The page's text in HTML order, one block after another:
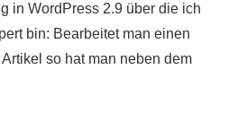
in WordPress 2.9 über die ich
bin: Bearbeitet man einen
so hat man neben dem